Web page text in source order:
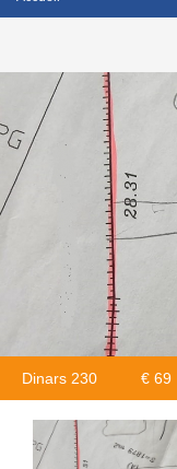
Dinars 230 € 69